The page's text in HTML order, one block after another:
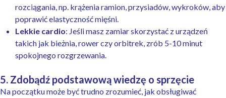
rozciągania, np. krążenia ramion, przysiadów, wykroków, aby
poprawić elastyczność mięśni.
Lekkie cardio: Jeśli masz zamiar skorzystać z urządzeń
takich jak bieżnia, rower czy orbitrek, zrób 5-10 minut
spokojnego rozgrzewania.
5. Zdobądź podstawową wiedzę o sprzęcie
Na początku może być trudno zrozumieć, jak obsługiwać